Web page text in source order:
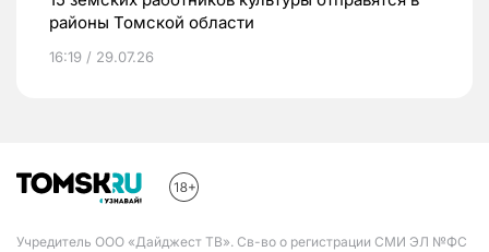
районы Томской области
16:19 / 29.07.26
Учредитель ООО «Дайджест ТВ». Св-во о регистрации СМИ ЭЛ №ФС